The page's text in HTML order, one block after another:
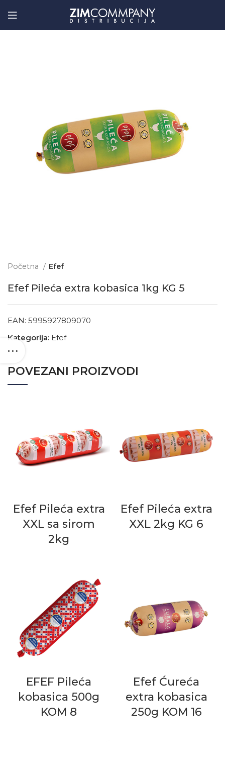
Početna Efef
Efef Pileća extra kobasica 1kg KG 5
EAN: 5995927809070
Kategorija: Efef
POVEZANI PROIZVODI
Efef Pileća extra
XXL sa sirom
2kg
Efef Pileća extra
XXL 2kg KG 6
EFEF Pileća
kobasica 500g
KOM 8
Efef Ćureća
extra kobasica
250g KOM 16